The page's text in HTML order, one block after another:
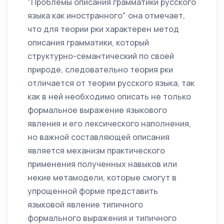
языка как иностранного" она отмечает,
что для теории рки характерен метод
описания грамматики, который
структурно-семантический по своей
природе, следовательно теория рки
отличается от теории русского языка, так
как в ней необходимо описать не только
формальное выражение языкового
явления и его лексического наполнения,
но важной составляющей описания
является механизм практического
применения полученных навыков или
некие метамодели, которые смогут в
упрощенной форме представить
языковой явление типичного
формального выражения и типичного